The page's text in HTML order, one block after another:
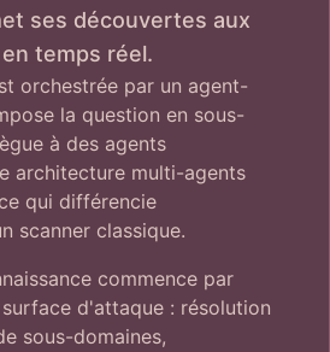
ses découvertes aux
temps réel.
orchestrée par un agent-
la question en sous-
à des agents
architecture multi-agents
qui différencie
scanner classique.
commence par
d'attaque : résolution
sous-domaines,